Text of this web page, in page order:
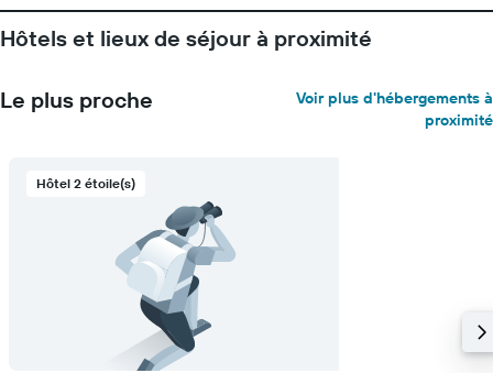
Hôtels et lieux de séjour à proximité
Le plus proche
Voir plus d'hébergements à
proximité
Hôtel 2 étoile(s)